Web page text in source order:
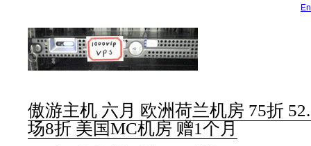
傲游主机 六月 欧洲荷兰机房 75折
场8折 美国MC机房 赠1个月